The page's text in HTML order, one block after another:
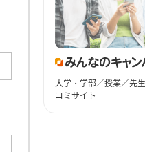
大学・学部／授業／先
コミサイト